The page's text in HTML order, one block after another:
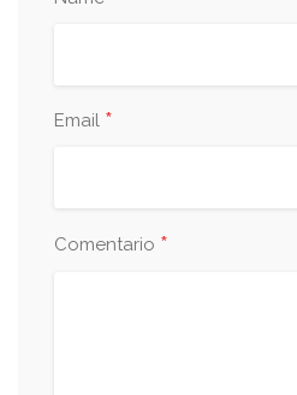
Email *
Comentario *